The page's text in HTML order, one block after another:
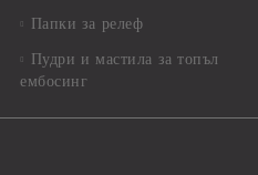
Папки за релеф
Пудри и мастила за топъл
ембосинг